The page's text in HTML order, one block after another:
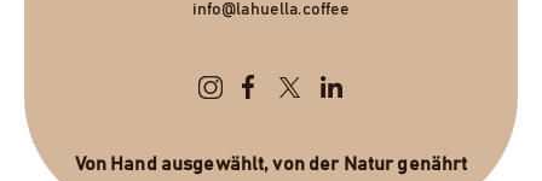
info@lahuella.coffee
Von Hand ausgewählt, von der Natur genährt